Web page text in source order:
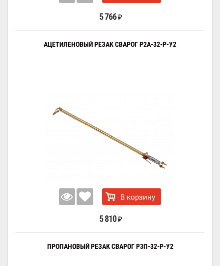
5 766 ₽
АЦЕТИЛЕНОВЫЙ РЕЗАК СВАРОГ Р2А-32-Р-У2
В корзину
5 810 ₽
ПРОПАНОВЫЙ РЕЗАК СВАРОГ Р3П-32-Р-У2